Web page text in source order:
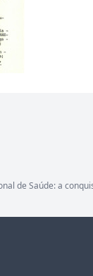
de Saúde: a